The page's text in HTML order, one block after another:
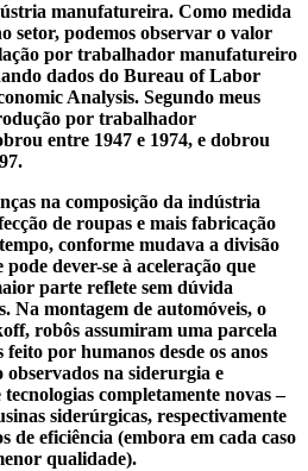
manufatureira. Como medida
setor, podemos observar o valor
por trabalhador manufatureiro
dados do Bureau of Labor
Analysis. Segundo meus
por trabalhador
entre 1947 e 1974, e dobrou
na composição da indústria
de roupas e mais fabricação
conforme mudava a divisão
dever-se à aceleração que
parte reflete sem dúvida
Na montagem de automóveis, o
robôs assumiram uma parcela
por humanos desde os anos
observados na siderurgia e
completamente novas –
siderúrgicas, respectivamente
de eficiência (embora em cada caso
qualidade).